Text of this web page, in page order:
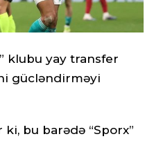
klubu yay transfer
gücləndirməyi
bu barədə “Sporx”